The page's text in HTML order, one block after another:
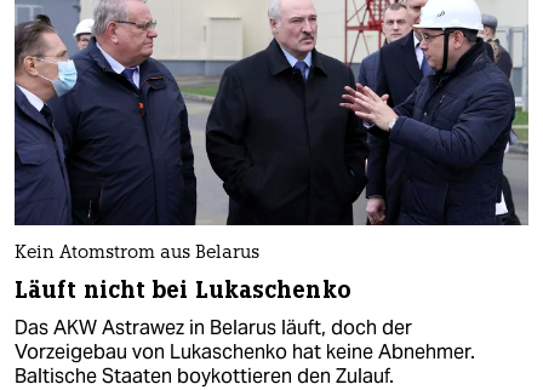
Kein Atomstrom aus Belarus
Läuft nicht bei Lukaschenko
Das AKW Astrawez in Belarus läuft, doch der
Vorzeigebau von Lukaschenko hat keine Abnehmer.
Baltische Staaten boykottieren den Zulauf.